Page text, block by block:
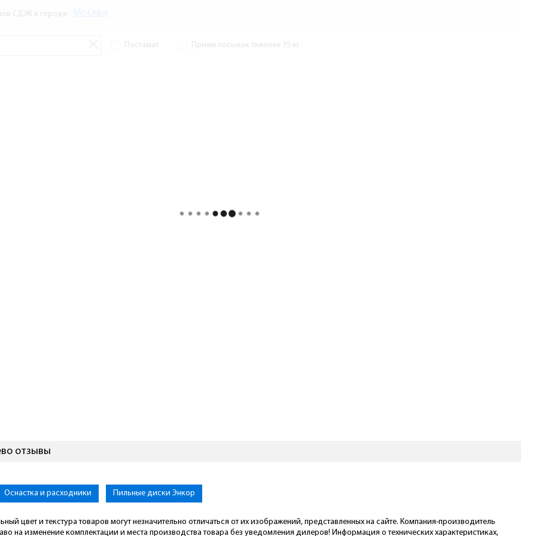
СДЭК в городе
Постамат Прием посылок тяжелее 35 кг
отзывы
Оснастка и расходники Пильные диски Энкор
цвет и текстура товаров могут незначительно отличаться от их изображений, представленных на сайте. Компания-производитель
на изменение комплектации и места производства товара без уведомления дилеров! Информация о технических характеристиках,